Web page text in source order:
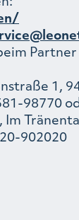
1,
98770
902020